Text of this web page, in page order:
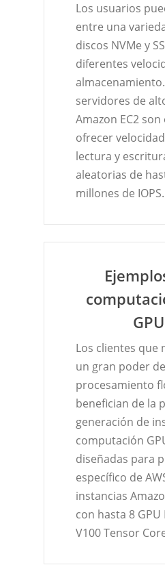
Los usuarios
entre una
discos NVMe y
diferentes
servidores de
Amazon EC2 son
ofrecer
lectura y
aleatorias de
millones de IOPS.
GPU
Los clientes que
un gran poder de
procesamiento
benefician de la
generación de
computación
diseñadas para
específico de
instancias
con hasta 8 GPU
V100 Tensor